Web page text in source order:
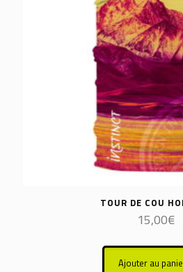
TOUR DE COU
15,00€
Ajouter au